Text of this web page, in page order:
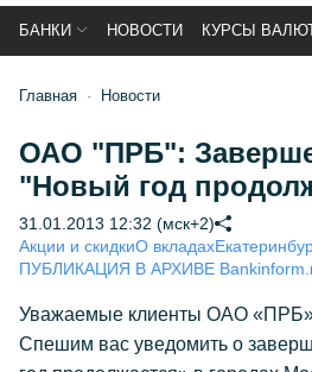
БАНКИ НОВОСТИ КУРСЫ
Главная Новости
ОАО "ПРБ":
"Новый год
31.01.2013 12:32 (мск+2)
Акции и скидкиО вкладах
ПУБЛИКАЦИЯ В АРХИВЕ
Уважаемые клиенты ОАО
Спешим вас уведомить о